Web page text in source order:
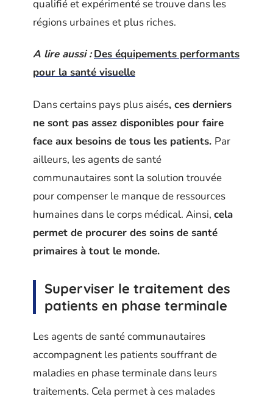
qualifié et expérimenté se trouve dans les
régions urbaines et plus riches.
A lire aussi : Des équipements performants
pour la santé visuelle
Dans certains pays plus aisés, ces derniers
ne sont pas assez disponibles pour faire
face aux besoins de tous les patients. Par
ailleurs, les agents de santé
communautaires sont la solution trouvée
pour compenser le manque de ressources
humaines dans le corps médical. Ainsi, cela
permet de procurer des soins de santé
primaires à tout le monde.
Superviser le traitement des
patients en phase terminale
Les agents de santé communautaires
accompagnent les patients souffrant de
maladies en phase terminale dans leurs
traitements. Cela permet à ces malades